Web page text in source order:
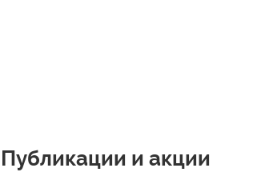
Публикации и акции